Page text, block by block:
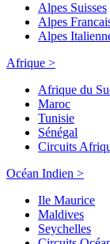
Alpes Suisses
Alpes
Alpes
Afrique >
Afrique du
Maroc
Tunisie
Sénégal
Circuits
Océan Indien >
Ile Maurice
Maldives
Seychelles